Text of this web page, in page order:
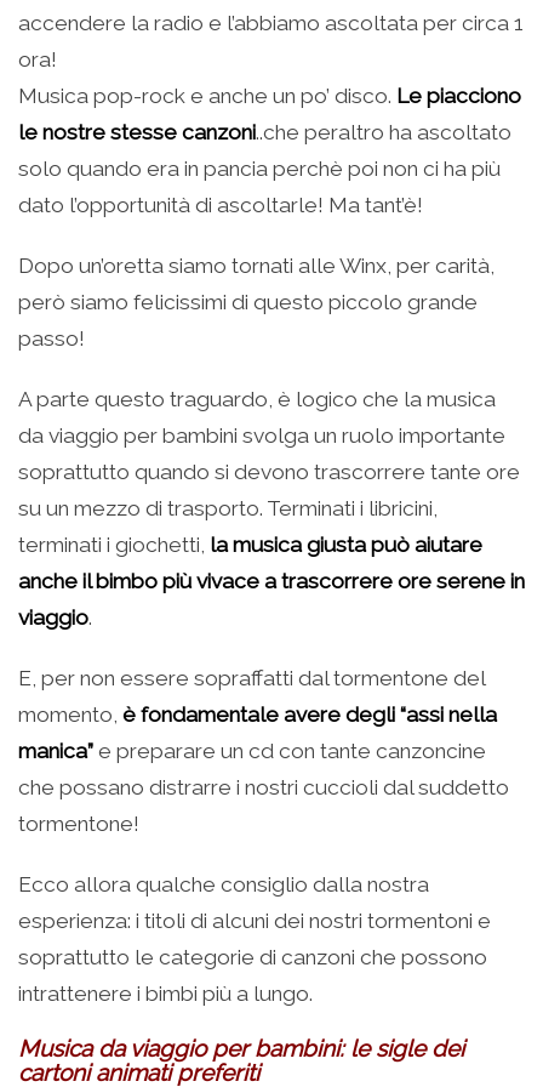
accendere la radio e l’abbiamo ascoltata per circa 1
ora!
Musica pop-rock e anche un po’ disco. Le piacciono
le nostre stesse canzoni..che peraltro ha ascoltato
solo quando era in pancia perchè poi non ci ha più
dato l’opportunità di ascoltarle! Ma tant’è!
Dopo un’oretta siamo tornati alle Winx, per carità,
però siamo felicissimi di questo piccolo grande
passo!
A parte questo traguardo, è logico che la musica
da viaggio per bambini svolga un ruolo importante
soprattutto quando si devono trascorrere tante ore
su un mezzo di trasporto. Terminati i libricini,
terminati i giochetti, la musica giusta può aiutare
anche il bimbo più vivace a trascorrere ore serene in
viaggio.
E, per non essere sopraffatti dal tormentone del
momento, è fondamentale avere degli “assi nella
manica” e preparare un cd con tante canzoncine
che possano distrarre i nostri cuccioli dal suddetto
tormentone!
Ecco allora qualche consiglio dalla nostra
esperienza: i titoli di alcuni dei nostri tormentoni e
soprattutto le categorie di canzoni che possono
intrattenere i bimbi più a lungo.
Musica da viaggio per bambini: le sigle dei
cartoni animati preferiti